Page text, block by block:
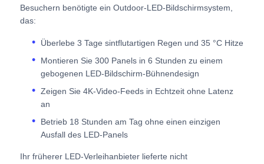
LED -Anzeigebildschirm
Schirm des Konzert-LED
Vermietung von LED-Bildschirmen
COB -LED -Videowand
Transparentes LED -Display
Besuchern benötigte ein Outdoor-LED-Bildschirmsystem,
das:
Überlebe 3 Tage sintflutartigen Regen und 35 °C Hitze
Montieren Sie 300 Panels in 6 Stunden zu einem
gebogenen LED-Bildschirm-Bühnendesign
Zeigen Sie 4K-Video-Feeds in Echtzeit ohne Latenz
an
Betrieb 18 Stunden am Tag ohne einen einzigen
Ausfall des LED-Panels
Ihr früherer LED-Verleihanbieter lieferte nicht